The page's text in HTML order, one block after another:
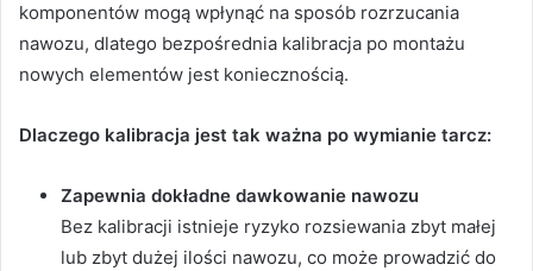
komponentów mogą wpłynąć na sposób rozrzucania
nawozu, dlatego bezpośrednia kalibracja po montażu
nowych elementów jest koniecznością.
Dlaczego kalibracja jest tak ważna po wymianie tarcz:
Zapewnia dokładne dawkowanie nawozu
Bez kalibracji istnieje ryzyko rozsiewania zbyt małej
lub zbyt dużej ilości nawozu, co może prowadzić do